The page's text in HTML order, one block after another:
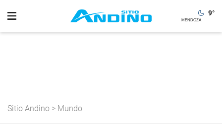
9°
Sitio Andino > Mundo